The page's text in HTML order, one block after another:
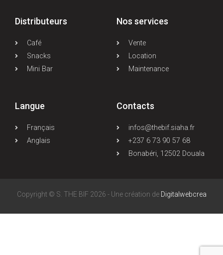
Distributeurs
Café
Snacks
Mini Bar
Nos services
Vente
Location
Maintenance
Langue
Français
Anglais
Contacts
infos@thebif.siaha.fr
+237 6 73 90 57 68
Bonabéri, 12502 Douala
Copyright © S. THE BIF 2026 - Une création de Digitalwebcrea